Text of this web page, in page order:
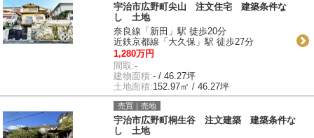
宇治市広野町尖山 注文住宅 建築条件な
し 土地
奈良線「新田」駅 徒歩20分
近鉄京都線「大久保」駅 徒歩27分
1,280万円
間取:-
建物面積:- / 46.27坪
土地面積:152.97㎡ / 46.27坪
売買｜売地
宇治市広野町桐生谷 注文建築 建築条件な
し 土地